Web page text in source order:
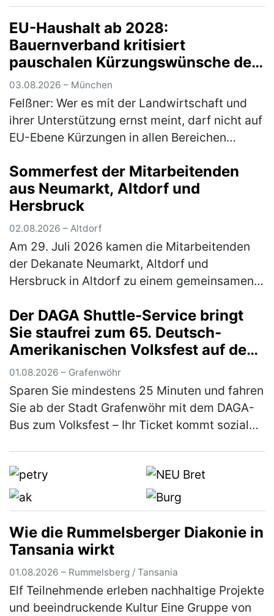
EU-Haushalt ab 2028:
Bauernverband kritisiert
pauschalen Kürzungswünsche der
Bundesregierung
03.08.2026 – München
Felßner: Wer es mit der Landwirtschaft und
ihrer Unterstützung ernst meint, darf nicht auf
EU-Ebene Kürzungen in allen Bereichen
kürzlich in Dublin vonseit…(mehr)
Sommerfest der Mitarbeitenden
aus Neumarkt, Altdorf und
Hersbruck
02.08.2026 – Altdorf
Am 29. Juli 2026 kamen die Mitarbeitenden
der Dekanate Neumarkt, Altdorf und
Hersbruck in Altdorf zu einem gemeinsamen
eine Stadtführung durch Altdorf: Die Tei…
(mehr)
Der DAGA Shuttle-Service bringt
Sie staufrei zum 65. Deutsch-
Amerikanischen Volksfest auf den
Truppenübungsplatz
01.08.2026 – Grafenwöhr
Sparen Sie mindestens 25 Minuten und fahren
Sie ab der Stadt Grafenwöhr mit dem DAGA-
Bus zum Volksfest – Ihr Ticket kommt sozialen
Wie die Rummelsberger Diakonie in
Tansania wirkt
01.08.2026 – Rummelsberg / Tansania
Elf Teilnehmende erleben nachhaltige Projekte
und beeindruckende Kultur Eine Gruppe von